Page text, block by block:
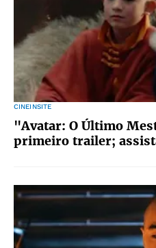
CINEINSITE
"Avatar: O Último
primeiro trailer;